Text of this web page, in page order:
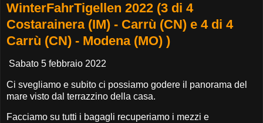
WinterFahrTigellen 2022 (3 di 4
Costarainera (IM) - Carrù (CN) e 4 di 4
Carrù (CN) - Modena (MO) )
Sabato 5 febbraio 2022
Ci svegliamo e subito ci possiamo godere il panorama del
mare visto dal terrazzino della casa.
Facciamo su tutti i bagagli recuperiamo i mezzi e